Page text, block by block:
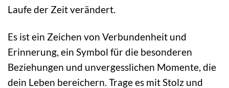
Laufe der Zeit verändert.
Es ist ein Zeichen von Verbundenheit und
Erinnerung, ein Symbol für die besonderen
Beziehungen und unvergesslichen Momente, die
dein Leben bereichern. Trage es mit Stolz und